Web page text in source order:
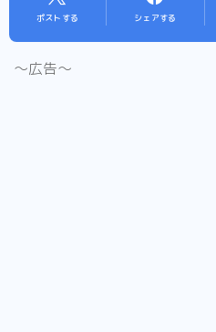
ポストする シェアする
〜広告〜